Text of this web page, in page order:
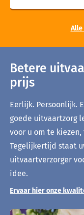
Betere
prijs
Eerlijk. Persoonlijk.
goede uitvaartzorg
voor u om te
Tegelijkertijd staat
uitvaartverzorger
idee.
Ervaar hier onze